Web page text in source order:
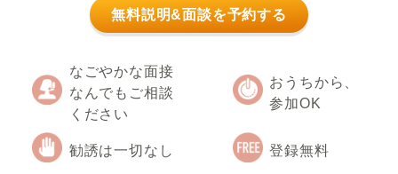
無料説明&面談を予約する
なごやかな面接
なんでもご相談
ください
おうちから、
参加OK
勧誘は一切なし 登録無料